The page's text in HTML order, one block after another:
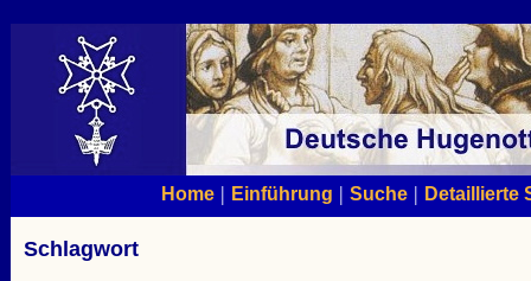
Home| Einführung | Suche| Detaillierte
Schlagwort